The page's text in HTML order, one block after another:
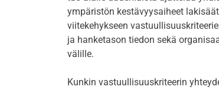
ympäristön kestävyysaiheet
viitekehykseen
ja hanketason tiedon sekä
välille.
Kunkin vastuullisuuskriteerin